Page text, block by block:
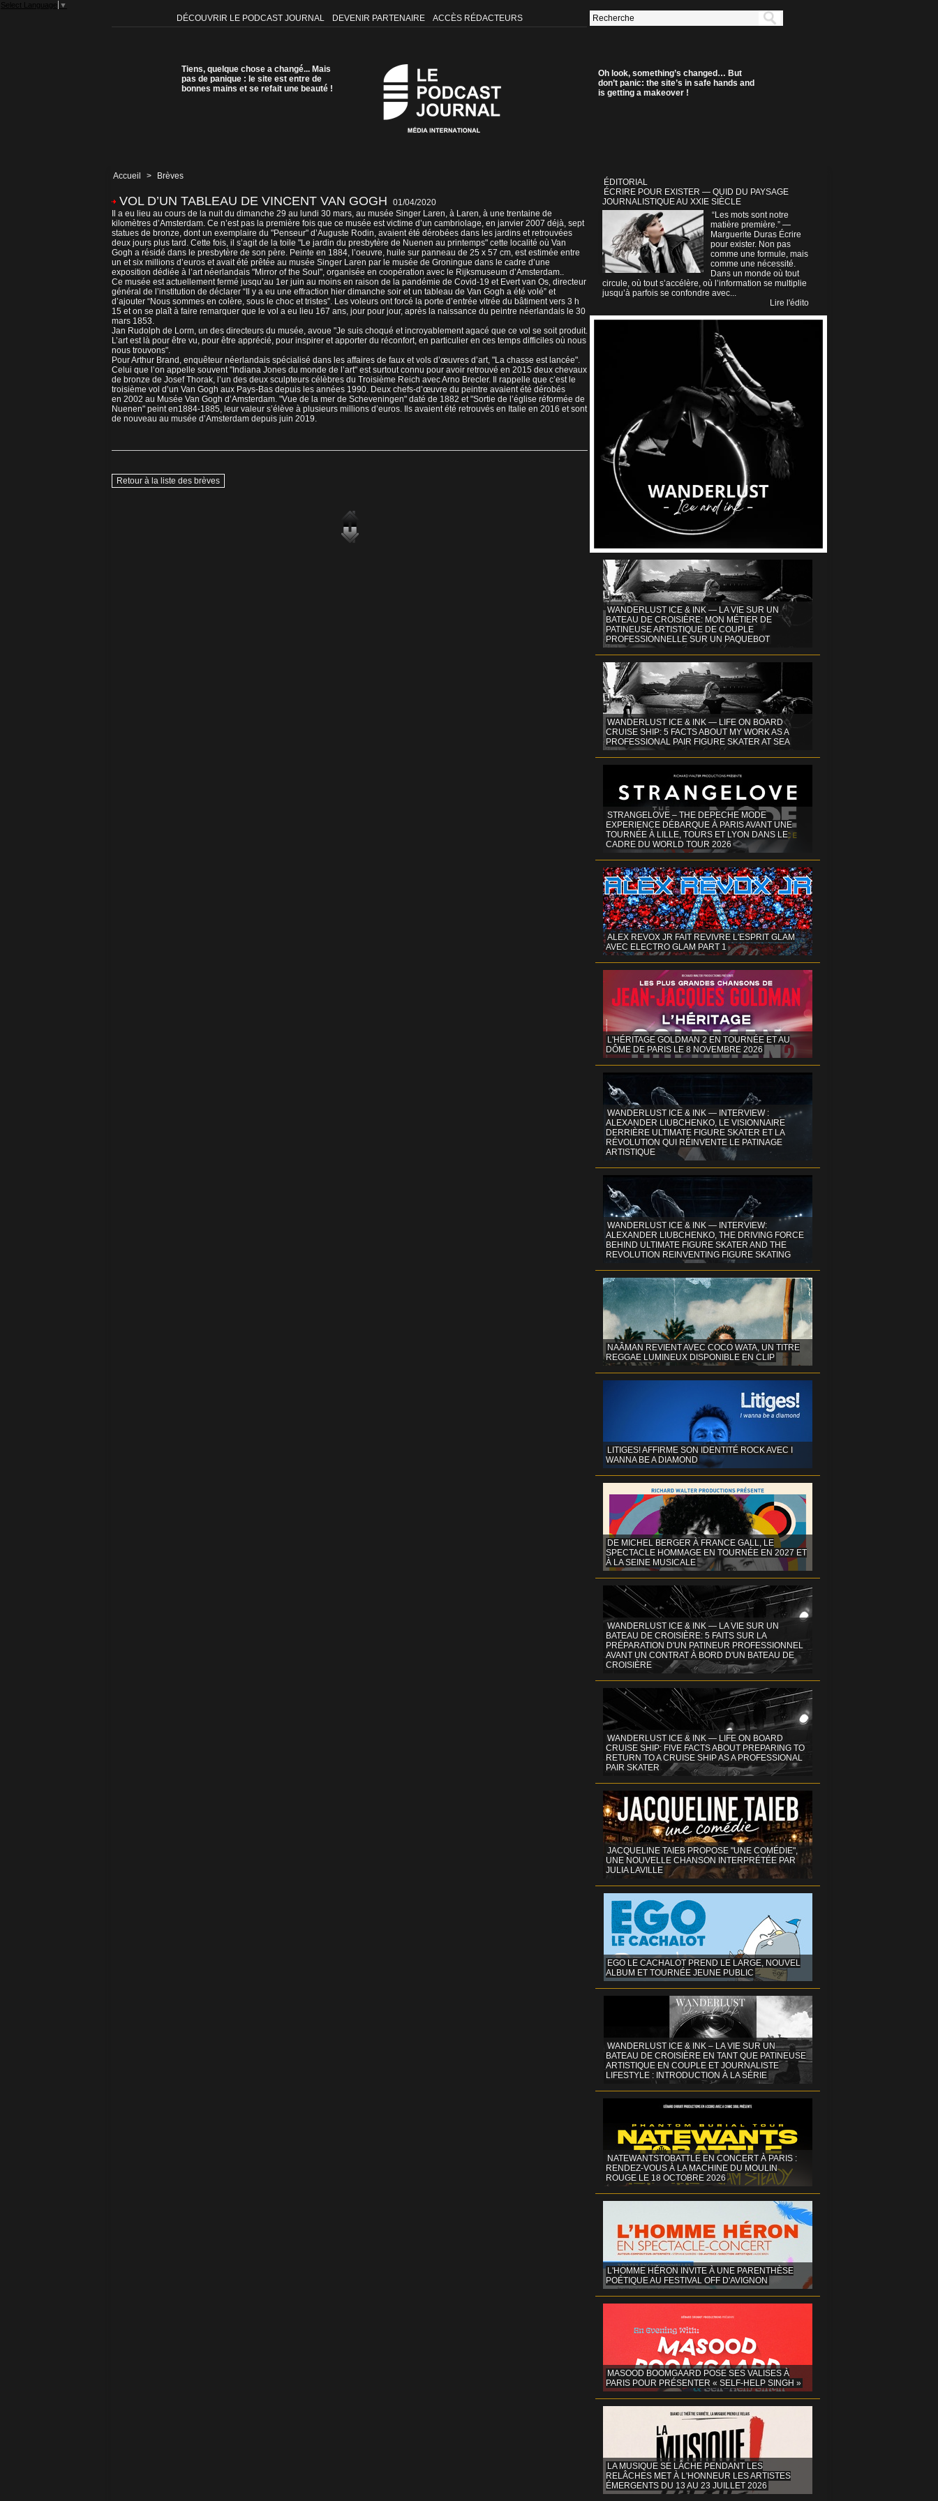
Select Language ▼
DÉCOUVRIR LE PODCAST JOURNAL DEVENIR PARTENAIRE ACCÈS RÉDACTEURS
Tiens, quelque chose a changé... Mais
pas de panique : le site est entre de
bonnes mains et se refait une beauté !
Oh look, something’s changed… But
don’t panic: the site’s in safe hands and
is getting a makeover !
Accueil > Brèves
VOL D’UN TABLEAU DE VINCENT VAN GOGH
01/04/2020
Il a eu lieu au cours de la nuit du dimanche 29 au lundi 30 mars, au musée Singer Laren, à Laren, à une trentaine de
kilomètres d’Amsterdam. Ce n’est pas la première fois que ce musée est victime d’un cambriolage, en janvier 2007 déjà, sept
statues de bronze, dont un exemplaire du "Penseur" d’Auguste Rodin, avaient été dérobées dans les jardins et retrouvées
deux jours plus tard. Cette fois, il s’agit de la toile "Le jardin du presbytère de Nuenen au printemps" cette localité où Van
Gogh a résidé dans le presbytère de son père. Peinte en 1884, l’oeuvre, huile sur panneau de 25 x 57 cm, est estimée entre
un et six millions d’euros et avait été prêtée au musée Singer Laren par le musée de Groningue dans le cadre d’une
exposition dédiée à l’art néerlandais "Mirror of the Soul", organisée en coopération avec le Rijksmuseum d’Amsterdam..
Ce musée est actuellement fermé jusqu’au 1er juin au moins en raison de la pandémie de Covid-19 et Evert van Os, directeur
général de l’institution de déclarer “Il y a eu une effraction hier dimanche soir et un tableau de Van Gogh a été volé” et
d’ajouter “Nous sommes en colère, sous le choc et tristes”. Les voleurs ont forcé la porte d’entrée vitrée du bâtiment vers 3 h
15 et on se plaît à faire remarquer que le vol a eu lieu 167 ans, jour pour jour, après la naissance du peintre néerlandais le 30
mars 1853.
Jan Rudolph de Lorm, un des directeurs du musée, avoue "Je suis choqué et incroyablement agacé que ce vol se soit produit.
L’art est là pour être vu, pour être apprécié, pour inspirer et apporter du réconfort, en particulier en ces temps difficiles où nous
nous trouvons".
Pour Arthur Brand, enquêteur néerlandais spécialisé dans les affaires de faux et vols d’œuvres d’art, "La chasse est lancée".
Celui que l’on appelle souvent "Indiana Jones du monde de l’art" est surtout connu pour avoir retrouvé en 2015 deux chevaux
de bronze de Josef Thorak, l’un des deux sculpteurs célèbres du Troisième Reich avec Arno Brecler. Il rappelle que c’est le
troisième vol d’un Van Gogh aux Pays-Bas depuis les années 1990. Deux chefs-d’œuvre du peintre avaient été dérobés
en 2002 au Musée Van Gogh d’Amsterdam. "Vue de la mer de Scheveningen" daté de 1882 et "Sortie de l’église réformée de
Nuenen" peint en1884-1885, leur valeur s’élève à plusieurs millions d’euros. Ils avaient été retrouvés en Italie en 2016 et sont
de nouveau au musée d’Amsterdam depuis juin 2019.
Retour à la liste des brèves
ÉDITORIAL
ÉCRIRE POUR EXISTER — QUID DU PAYSAGE
JOURNALISTIQUE AU XXIE SIÈCLE
“Les mots sont notre
matière première.” —
Marguerite Duras Écrire
pour exister. Non pas
comme une formule, mais
comme une nécessité.
Dans un monde où tout
circule, où tout s’accélère, où l’information se multiplie
jusqu’à parfois se confondre avec...
Lire l'édito
WANDERLUST ICE & INK — LA VIE SUR UN
BATEAU DE CROISIÈRE: MON MÉTIER DE
PATINEUSE ARTISTIQUE DE COUPLE
PROFESSIONNELLE SUR UN PAQUEBOT
WANDERLUST ICE & INK — LIFE ON BOARD
CRUISE SHIP: 5 FACTS ABOUT MY WORK AS A
PROFESSIONAL PAIR FIGURE SKATER AT SEA
STRANGELOVE – THE DEPECHE MODE
EXPERIENCE DÉBARQUE À PARIS AVANT UNE
TOURNÉE À LILLE, TOURS ET LYON DANS LE
CADRE DU WORLD TOUR 2026
ALEX REVOX JR FAIT REVIVRE L'ESPRIT GLAM
AVEC ELECTRO GLAM PART 1
L'HÉRITAGE GOLDMAN 2 EN TOURNÉE ET AU
DÔME DE PARIS LE 8 NOVEMBRE 2026
WANDERLUST ICE & INK — INTERVIEW :
ALEXANDER LIUBCHENKO, LE VISIONNAIRE
DERRIÈRE ULTIMATE FIGURE SKATER ET LA
RÉVOLUTION QUI RÉINVENTE LE PATINAGE
ARTISTIQUE
WANDERLUST ICE & INK — INTERVIEW:
ALEXANDER LIUBCHENKO, THE DRIVING FORCE
BEHIND ULTIMATE FIGURE SKATER AND THE
REVOLUTION REINVENTING FIGURE SKATING
NAÂMAN REVIENT AVEC COCO WATA, UN TITRE
REGGAE LUMINEUX DISPONIBLE EN CLIP
LITIGES! AFFIRME SON IDENTITÉ ROCK AVEC I
WANNA BE A DIAMOND
DE MICHEL BERGER À FRANCE GALL, LE
SPECTACLE HOMMAGE EN TOURNÉE EN 2027 ET
À LA SEINE MUSICALE
WANDERLUST ICE & INK — LA VIE SUR UN
BATEAU DE CROISIÈRE: 5 FAITS SUR LA
PRÉPARATION D'UN PATINEUR PROFESSIONNEL
AVANT UN CONTRAT À BORD D'UN BATEAU DE
CROISIÈRE
WANDERLUST ICE & INK — LIFE ON BOARD
CRUISE SHIP: FIVE FACTS ABOUT PREPARING TO
RETURN TO A CRUISE SHIP AS A PROFESSIONAL
PAIR SKATER
JACQUELINE TAIEB PROPOSE "UNE COMÉDIE",
UNE NOUVELLE CHANSON INTERPRÉTÉE PAR
JULIA LAVILLE
EGO LE CACHALOT PREND LE LARGE, NOUVEL
ALBUM ET TOURNÉE JEUNE PUBLIC
WANDERLUST ICE & INK – LA VIE SUR UN
BATEAU DE CROISIÈRE EN TANT QUE PATINEUSE
ARTISTIQUE EN COUPLE ET JOURNALISTE
LIFESTYLE : INTRODUCTION À LA SÉRIE
NATEWANTSTOBATTLE EN CONCERT À PARIS :
RENDEZ-VOUS À LA MACHINE DU MOULIN
ROUGE LE 18 OCTOBRE 2026
L'HOMME HÉRON INVITE À UNE PARENTHÈSE
POÉTIQUE AU FESTIVAL OFF D'AVIGNON
MASOOD BOOMGAARD POSE SES VALISES À
PARIS POUR PRÉSENTER « SELF-HELP SINGH »
LA MUSIQUE SE LÂCHE PENDANT LES
RELÂCHES MET À L'HONNEUR LES ARTISTES
ÉMERGENTS DU 13 AU 23 JUILLET 2026